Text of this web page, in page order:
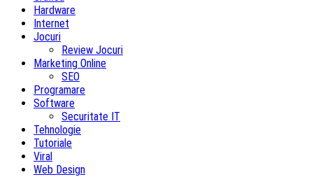
Hardware
Internet
Jocuri
Review Jocuri
Marketing Online
SEO
Programare
Software
Securitate IT
Tehnologie
Tutoriale
Viral
Web Design